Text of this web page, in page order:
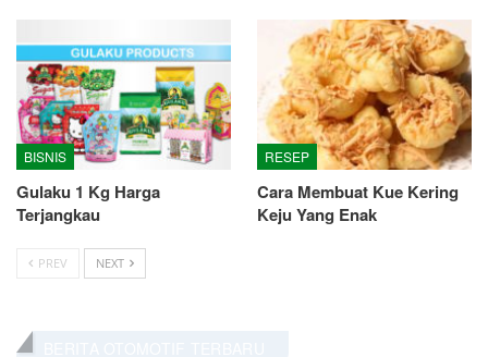
BISNIS
Gulaku 1 Kg Harga
Terjangkau
RESEP
Cara Membuat Kue Kering
Keju Yang Enak
PREV NEXT